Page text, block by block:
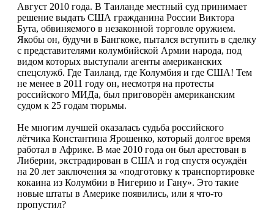
Август 2010 года. В Таиланде местный суд при­нимает
решение выдать США гражданина России Виктора
Бута, обвиняемого в незаконной торгов­ле оружием.
Якобы он, будучи в Бангкоке, пытал­ся вступить в сделку
с представителями колум­бийской Армии народа, под
видом которых вы­ступали агенты американских
спецслужб. Где Та­иланд, где Колумбия и где США! Тем
не менее в 2011 году он, несмотря на протесты
российско­го МИДа, был приговорён американским
судом к 25 годам тюрьмы.
Не многим лучшей оказалась судьба россий­ского
лётчика Константина Ярошенко, который долгое время
работал в Африке. В мае 2010 го­да он был арестован в
Либерии, экстрадирован в США и год спустя осуждён
на 20 лет заключения за «подготовку к транспортировке
кокаина из Ко­лумбии в Нигерию и Гану». Это такие
новые шта­ты в Америке появились, или я что-то
пропустил?